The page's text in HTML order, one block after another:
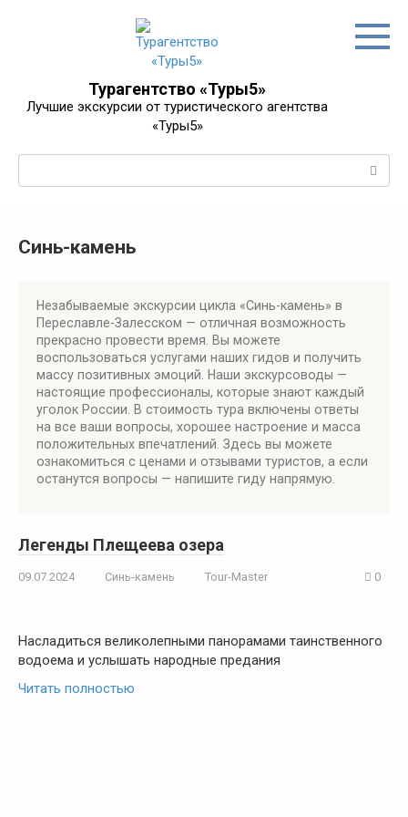
Турагентство «Туры5»
Лучшие экскурсии от туристического агентства
«Туры5»
Синь-камень
Незабываемые экскурсии цикла «Синь-камень» в
Переславле-Залесском — отличная возможность
прекрасно провести время. Вы можете
воспользоваться услугами наших гидов и получить
массу позитивных эмоций. Наши экскурсоводы —
настоящие профессионалы, которые знают каждый
уголок России. В стоимость тура включены ответы
на все ваши вопросы, хорошее настроение и масса
положительных впечатлений. Здесь вы можете
ознакомиться с ценами и отзывами туристов, а если
останутся вопросы — напишите гиду напрямую.
Легенды Плещеева озера
09.07.2024 Синь-камень Tour-Master 0
Насладиться великолепными панорамами таинственного
водоема и услышать народные предания
Читать полностью